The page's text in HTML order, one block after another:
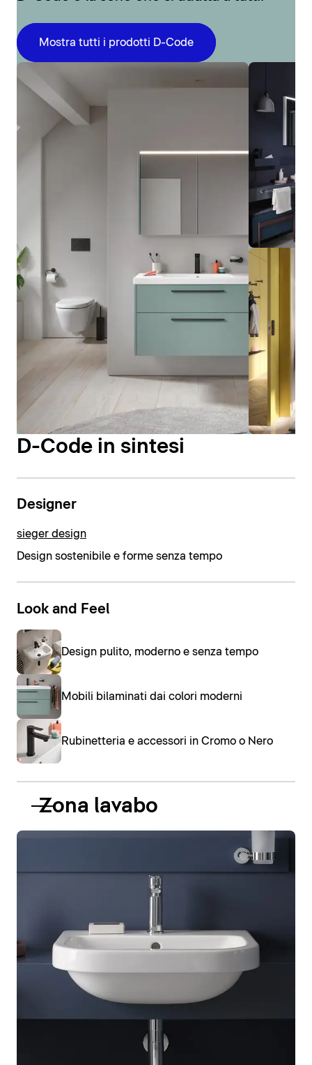
Mostra tutti i prodotti D-Code
D-Code in sintesi
Designer
sieger design
Design sostenibile e forme senza tempo
Look and Feel
Design pulito, moderno e senza tempo
Mobili bilaminati dai colori moderni
Rubinetteria e accessori in Cromo o Nero
Zona lavabo